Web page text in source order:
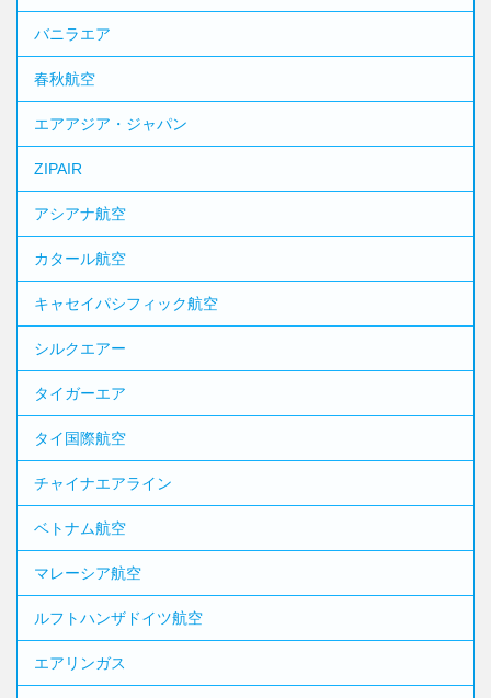
バニラエア
春秋航空
エアアジア・ジャパン
ZIPAIR
アシアナ航空
カタール航空
キャセイパシフィック航空
シルクエアー
タイガーエア
タイ国際航空
チャイナエアライン
ベトナム航空
マレーシア航空
ルフトハンザドイツ航空
エアリンガス